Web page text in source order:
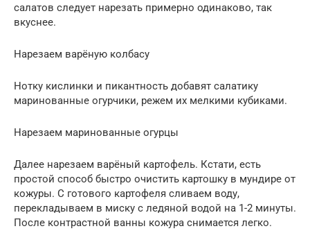
салатов следует нарезать примерно одинаково, так
вкуснее.
Нарезаем варёную колбасу
Нотку кислинки и пикантность добавят салатику
маринованные огурчики, режем их мелкими кубиками.
Нарезаем маринованные огурцы
Далее нарезаем варёный картофель. Кстати, есть
простой способ быстро очистить картошку в мундире от
кожуры. С готового картофеля сливаем воду,
перекладываем в миску с ледяной водой на 1-2 минуты.
После контрастной ванны кожура снимается легко.